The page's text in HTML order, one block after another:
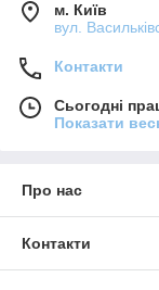
м. Київ
вул.
Контакти
Сьогодні
Показати
Про нас
Контакти